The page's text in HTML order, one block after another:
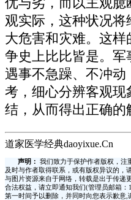
优与劣，而以主观
观实际，这种状况
大危害和灾难。这
争史上比比皆是。军
遇事不急躁、不冲
考，细心分辨客观
结，从而得出正确的
道家医学经典daoyixue.Cn
声明：
我们致力于保护作者版权，注
及时与作者取得联系，或有版权异议的，
与图片资源来自于网络，转载是出于传递
合法权益，请立即通知我们(管理员邮箱
第一时间予以删除，并同时向您表示歉意,